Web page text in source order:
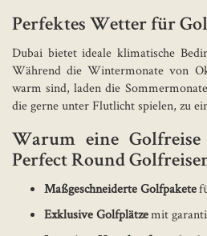
Perfektes Wetter für
Dubai bietet ideale klimatische
Während die Wintermonate von
warm sind, laden die
die gerne unter Flutlicht spielen, zu
Warum eine
Perfect Round
Maßgeschneiderte Golfpakete
Exklusive Golfplätzemit